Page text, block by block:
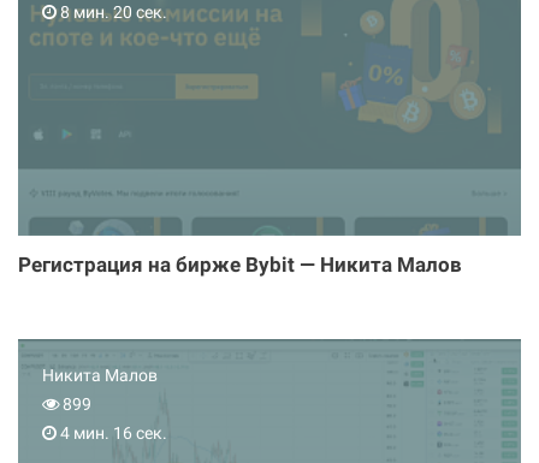
8 мин. 20 сек.
Регистрация на бирже Bybit — Никита Малов
Никита Малов
899
4 мин. 16 сек.